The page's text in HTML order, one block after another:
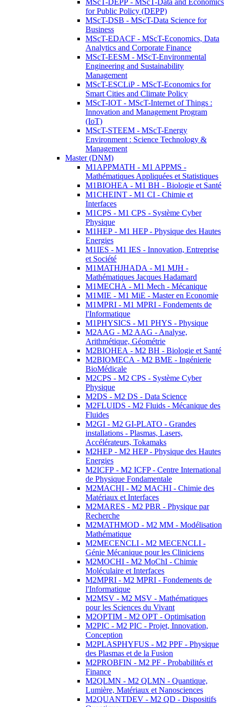
MScT-DEPP - MScT-Data and Economics
for Public Policy (DEPP)
MScT-DSB - MScT-Data Science for
Business
MScT-EDACF - MScT-Economics, Data
Analytics and Corporate Finance
MScT-EESM - MScT-Environmental
Engineering and Sustainability
Management
MScT-ESCLiP - MScT-Economics for
Smart Cities and Climate Policy
MScT-IOT - MScT-Internet of Things :
Innovation and Management Program
(IoT)
MScT-STEEM - MScT-Energy
Environment : Science Technology &
Management
Master (DNM)
M1APPMATH - M1 APPMS -
Mathématiques Appliquées et Statistiques
M1BIOHEA - M1 BH - Biologie et Santé
M1CHEINT - M1 CI - Chimie et
Interfaces
M1CPS - M1 CPS - Système Cyber
Physique
M1HEP - M1 HEP - Physique des Hautes
Energies
M1IES - M1 IES - Innovation, Entreprise
et Société
M1MATHJHADA - M1 MJH -
Mathématiques Jacques Hadamard
M1MECHA - M1 Mech - Mécanique
M1MIE - M1 MiE - Master en Economie
M1MPRI - M1 MPRI - Fondements de
l'Informatique
M1PHYSICS - M1 PHYS - Physique
M2AAG - M2 AAG - Analyse,
Arithmétique, Géométrie
M2BIOHEA - M2 BH - Biologie et Santé
M2BIOMECA - M2 BME - Ingénierie
BioMédicale
M2CPS - M2 CPS - Système Cyber
Physique
M2DS - M2 DS - Data Science
M2FLUIDS - M2 Fluids - Mécanique des
Fluides
M2GI - M2 GI-PLATO - Grandes
installations - Plasmas, Lasers,
Accélérateurs, Tokamaks
M2HEP - M2 HEP - Physique des Hautes
Energies
M2ICFP - M2 ICFP - Centre International
de Physique Fondamentale
M2MACHI - M2 MACHI - Chimie des
Matériaux et Interfaces
M2MARES - M2 PBR - Physique par
Recherche
M2MATHMOD - M2 MM - Modélisation
Mathématique
M2MECENCLI - M2 MECENCLI -
Génie Mécanique pour les Cliniciens
M2MOCHI - M2 MoChI - Chimie
Moléculaire et Interfaces
M2MPRI - M2 MPRI - Fondements de
l'Informatique
M2MSV - M2 MSV - Mathématiques
pour les Sciences du Vivant
M2OPTIM - M2 OPT - Optimisation
M2PIC - M2 PIC - Projet, Innovation,
Conception
M2PLASPHYFUS - M2 PPF - Physique
des Plasmas et de la Fusion
M2PROBFIN - M2 PF - Probabilités et
Finance
M2QLMN - M2 QLMN - Quantique,
Lumière, Matériaux et Nanosciences
M2QUANTDEV - M2 QD - Dispositifs